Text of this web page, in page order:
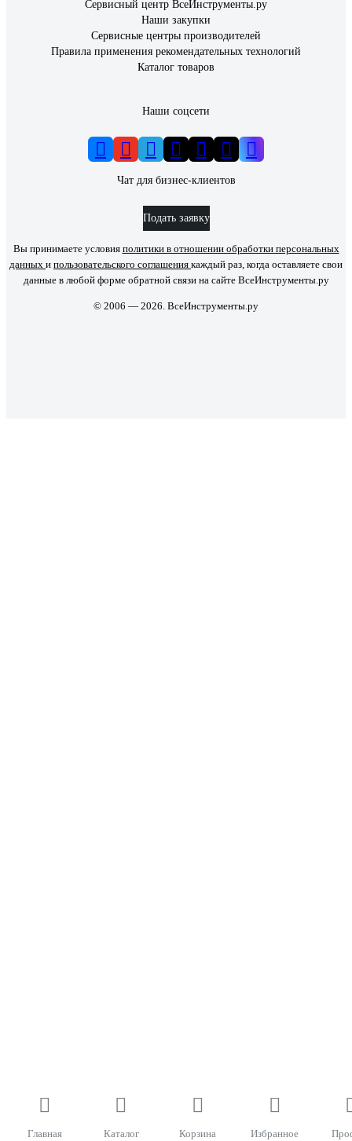
Главная Каталог Корзина Избранное
Сервисный центр ВсеИнструменты.ру
Наши закупки
Сервисные центры производителей
Правила применения рекомендательных технологий
Каталог товаров
Наши соцсети
Чат для бизнес-клиентов
Подать заявку
Вы принимаете условия политики в отношении обработки персональных
данных и пользовательского соглашения каждый раз, когда оставляете свои
данные в любой форме обратной связи на сайте ВсеИнструменты.ру
© 2006 — 2026. ВсеИнструменты.ру